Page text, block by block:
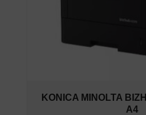
KONICA MINOLTA
A4